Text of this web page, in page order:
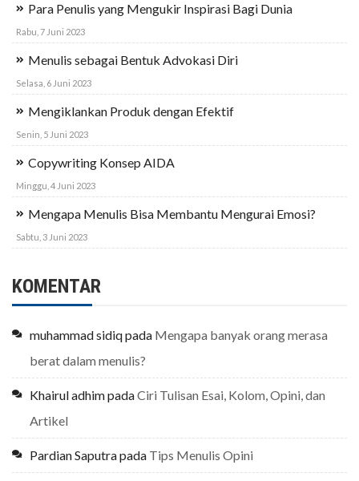
Para Penulis yang Mengukir Inspirasi Bagi Dunia
Rabu, 7 Juni 2023
Menulis sebagai Bentuk Advokasi Diri
Selasa, 6 Juni 2023
Mengiklankan Produk dengan Efektif
Senin, 5 Juni 2023
Copywriting Konsep AIDA
Minggu, 4 Juni 2023
Mengapa Menulis Bisa Membantu Mengurai Emosi?
Sabtu, 3 Juni 2023
KOMENTAR
muhammad sidiqpada Mengapa banyak orang merasa
berat dalam menulis?
Khairul adhimpadaCiri Tulisan Esai, Kolom, Opini, dan
Artikel
Pardian Saputrapada Tips Menulis Opini